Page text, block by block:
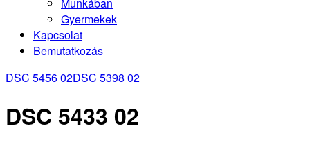
Gyermekek
Kapcsolat
Bemutatkozás
DSC 5456 02DSC 5398 02
DSC 5433 02